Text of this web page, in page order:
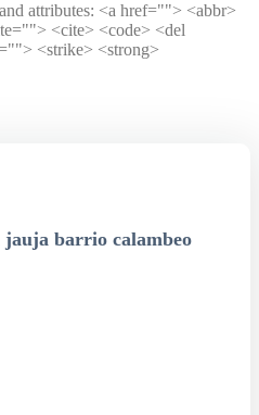
attributes: <a href=""> <abbr>
<cite> <code> <del
<strike> <strong>
jauja barrio calambeo